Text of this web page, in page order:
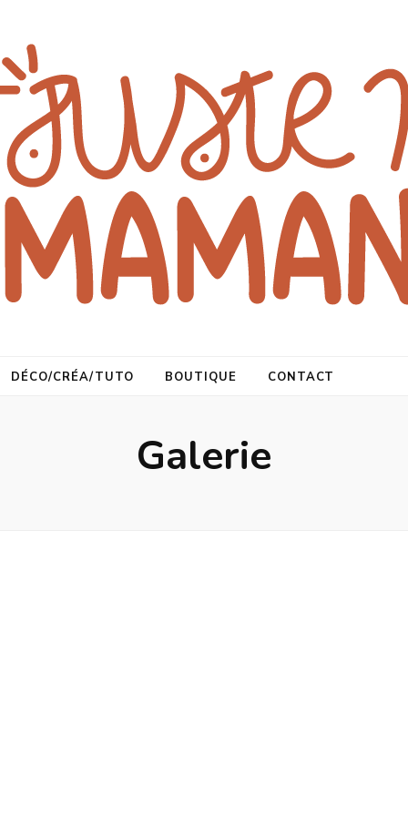
DÉCO/CRÉA/TUTO BOUTIQUE CONTACT
Galerie